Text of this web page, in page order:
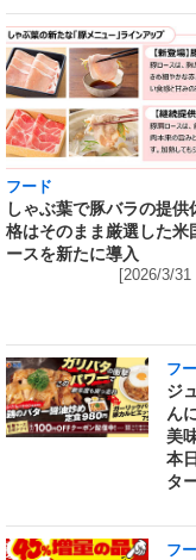
フード
しゃぶ葉で豚バラの提
格はそのまま厳選した米
ースを新たに導入
[2026/3/31
フ
ジ
ん
美
本
タ
フ